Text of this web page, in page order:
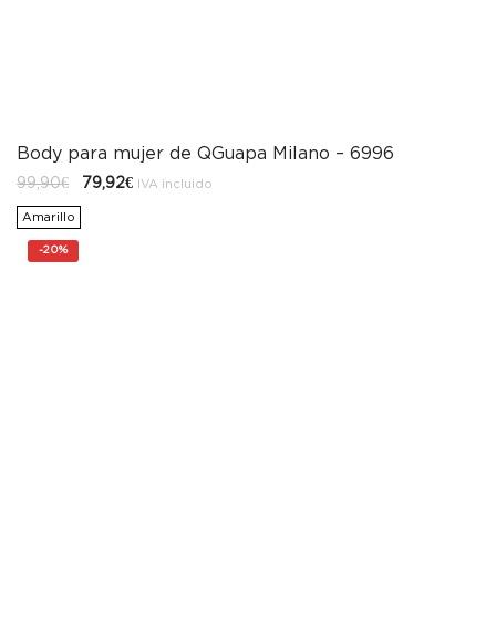
Body para mujer de QGuapa Milano – 6996
99,90€
El
original
era:
99,90€.
79,92€ElIVA incluido
Amarillo
-20%